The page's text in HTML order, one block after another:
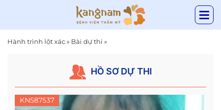
Hành trình lột xác» Bài dự thi »
HỒ SƠ DỰ THI
KN587537